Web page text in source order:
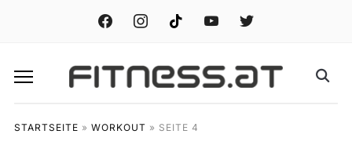
facebook instagramtiktok youtube twitter
STARTSEITE » WORKOUT » SEITE 4